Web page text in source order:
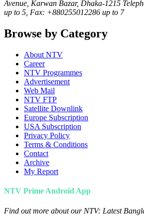
Avenue, Karwan Bazar, Dhaka-1215
up to 5, Fax: +880255012286 up to 7
Browse by Category
About NTV
Career
NTV Programmes
Advertisement
Web Mail
NTV FTP
Satellite Downlink
Europe Subscription
USA Subscription
Privacy Policy
Terms & Conditions
Contact
Archive
My Report
NTV Prime Android App
Find out more about our NTV: Latest